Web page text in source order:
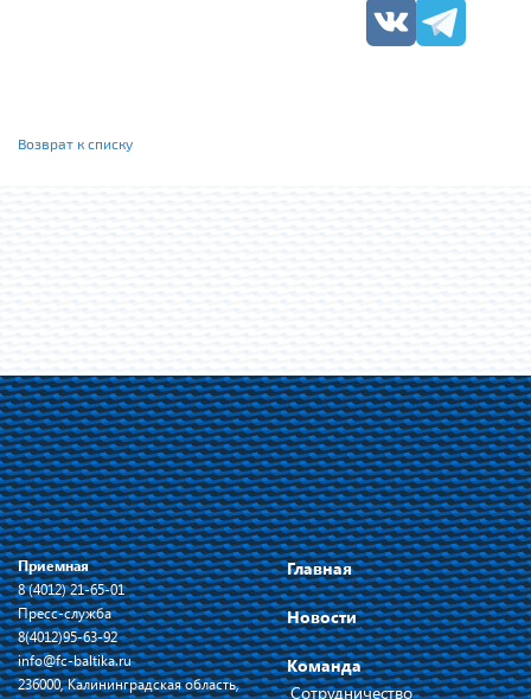
Возврат к списку
Приемная
8 (4012) 21-65-01
Пресс-служба
8(4012)95-63-92
info@fc-baltika.ru
236000, Калининградская область,
Главная
Новости
Команда
Сотрудничество